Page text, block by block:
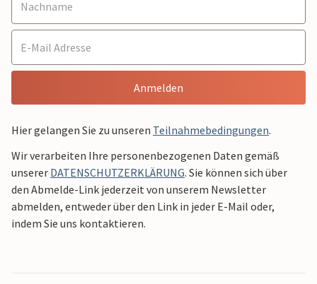
Anmelden
Hier gelangen Sie zu unseren Teilnahmebedingungen.
Wir verarbeiten Ihre personenbezogenen Daten gemäß
unserer DATENSCHUTZERKLÄRUNG. Sie können sich über
den Abmelde-Link jederzeit von unserem Newsletter
abmelden, entweder über den Link in jeder E-Mail oder,
indem Sie uns kontaktieren.